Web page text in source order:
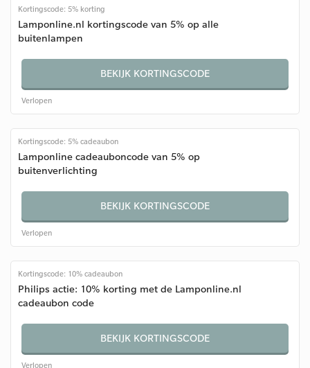
Kortingscode: 5% korting
Lamponline.nl kortingscode van 5% op alle
buitenlampen
BEKIJK KORTINGSCODE
Verlopen
Kortingscode: 5% cadeaubon
Lamponline cadeauboncode van 5% op
buitenverlichting
BEKIJK KORTINGSCODE
Verlopen
Kortingscode: 10% cadeaubon
Philips actie: 10% korting met de Lamponline.nl
cadeaubon code
BEKIJK KORTINGSCODE
Verlopen